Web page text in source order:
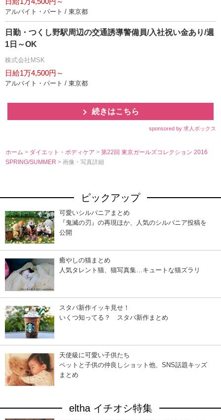
アルバイト・パート / 東京都
日勤・つくし野駅周辺の交通誘導警備員/入社祝い金あり/週
1日～OK
株式会社MSK
日給1万4,500円～
アルバイト・パート / 東京都
続きはこちら
sponsored by 求人ボックス
ホーム > ダイエット・ボディケア>第22回 東京ガールズコレクション 2016
SPRING/SUMMER> 画像・写真詳細
ピックアップ
可愛いシルバニアまとめ
『鬼滅の刃』の再現ほか、人気のシルバニア投稿を
公開
癒やしの猫まとめ
人気タレント猫、猫写真集…キュートな猫ズラリ
スタバ新作イッキ見せ！
いくつ知ってる？ スタバ新作まとめ
天使級に可愛い子供たち
ペットと子供の仲良しショット他、SNS話題キッズ
まとめ
eltha イチオシ特集